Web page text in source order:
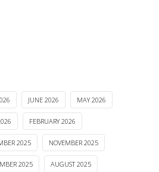
JUNE 2026 MAY 2026
FEBRUARY 2026
2025 NOVEMBER 2025
2025 AUGUST 2025